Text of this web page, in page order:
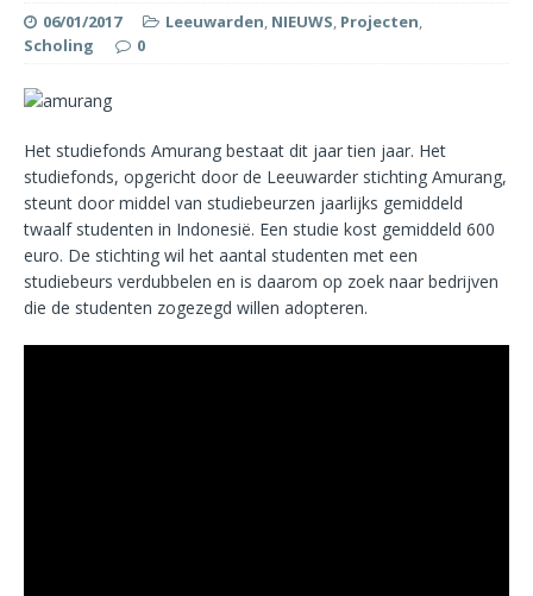
06/01/2017 Leeuwarden, NIEUWS, Projecten,
Scholing
0
Het studiefonds Amurang bestaat dit jaar tien jaar. Het
studiefonds, opgericht door de Leeuwarder stichting Amurang,
steunt door middel van studiebeurzen jaarlijks gemiddeld
twaalf studenten in Indonesië. Een studie kost gemiddeld 600
euro. De stichting wil het aantal studenten met een
studiebeurs verdubbelen en is daarom op zoek naar bedrijven
die de studenten zogezegd willen adopteren.